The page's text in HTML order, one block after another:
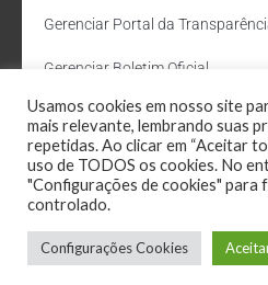
Gerenciar Portal da
Gerenciar Boletim Oficial
Departamento de Água e Esgoto
Administração Site
Webmail
Usamos cookies em nosso site
mais relevante, lembrando suas
repetidas. Ao clicar em “Aceitar
uso de TODOS os cookies. No
"Configurações de cookies" para
controlado.
Configurações Cookies